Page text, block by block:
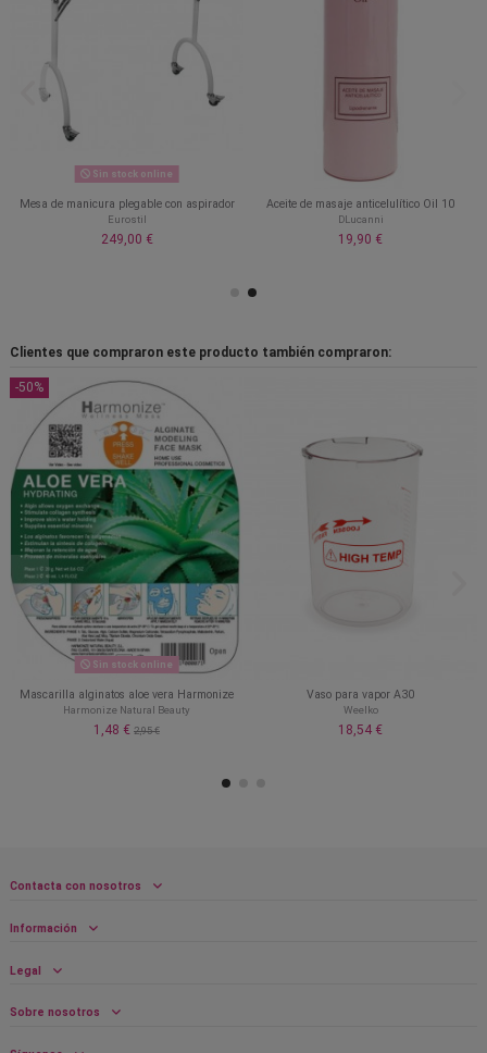
Sin stock online
Mesa de manicura plegable con aspirador
Eurostil
249,00 €
Aceite de masaje anticelulítico Oil 10
DLucanni
19,90 €
Clientes que compraron este producto también compraron:
-50%
Sin stock online
Mascarilla alginatos aloe vera Harmonize
Harmonize Natural Beauty
1,48 € 2,95 €
Vaso para vapor A30
Weelko
18,54 €
Contacta con nosotros
Información
Legal
Sobre nosotros